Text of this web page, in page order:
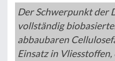
Der Schwerpunkt der
vollständig
abbaubaren
Einsatz in